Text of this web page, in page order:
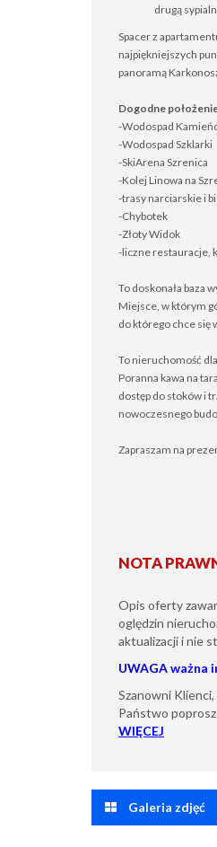
drugą
Spacer z
najpiękniejszych
panoramą
Dogodne
-Wodospad
-Wodospad Szklarki
-SkiArena Szrenica
-Kolej Linowa na
-trasy narciarskie i
-Chybotek
-Złoty Widok
-liczne restauracje,
To doskonała baza
Miejsce, w którym
do którego chce się
To nieruchomość
Poranna kawa na
dostęp do stoków i
nowoczesnego
Zapraszam na
NOTA
Opis oferty
oględzin
aktualizacji i nie
UWAGAważna
Szanowni
Państwo
WIĘCEJ
Galeria zdjęć